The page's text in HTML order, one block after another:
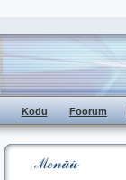
Kodu Foorum